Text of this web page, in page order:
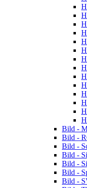
Bild -
Bild -
Bild -
Bild -
Bild -
Bild -
Bild -